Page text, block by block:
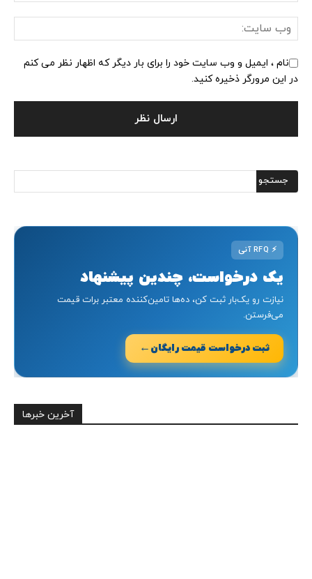
نام ، ایمیل و وب سایت خود را برای بار دیگر که اظهار نظر می کنم
در این مرورگر ذخیره کنید.
⚡
یک درخواست، چندین پیشنهاد
نیازت رو یک‌بار ثبت کن، ده‌ها تامین‌کننده معتبر برات قیمت
می‌فرستن.
ثبت درخواست قیمت رایگان ←
آخرین خبرها